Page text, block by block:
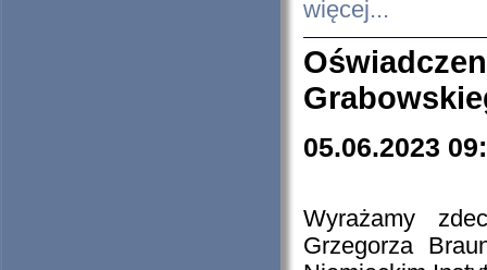
więcej...
05.06.2023
Wyrażamy
Grzegorza